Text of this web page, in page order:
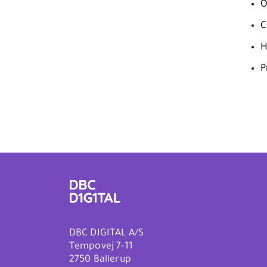
DBC DIGITAL A/S
Tempovej 7-11
2750 Ballerup